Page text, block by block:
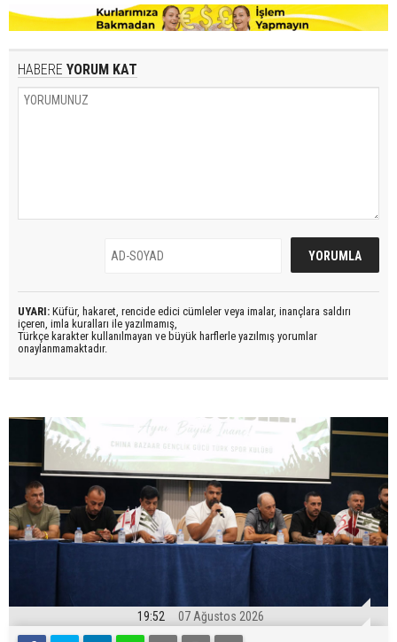
HABERE YORUM KAT
UYARI: Küfür, hakaret, rencide edici cümleler veya imalar, inançlara saldırı
içeren, imla kuralları ile yazılmamış,
Türkçe karakter kullanılmayan ve büyük harflerle yazılmış yorumlar
onaylanmamaktadır.
19:52 07 Ağustos 2026